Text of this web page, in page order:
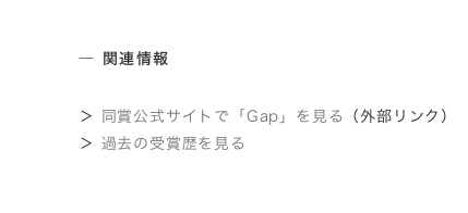
― 関連情報
＞ 同賞公式サイトで「Gap」を見る
（外部リンク）
＞ 過去の受賞歴を見る